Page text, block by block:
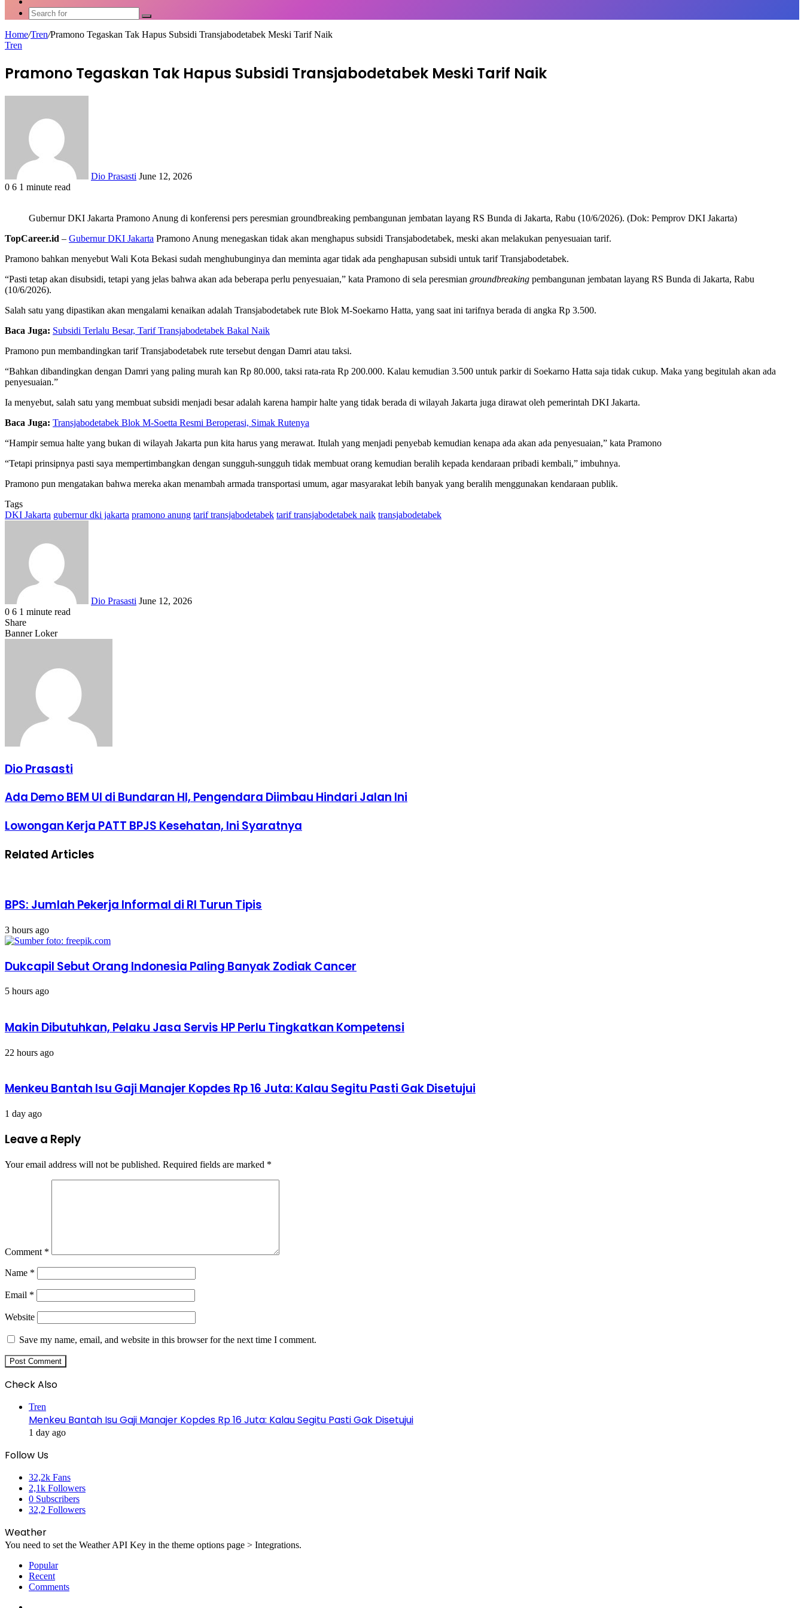
skin
Search
for
Home/Tren/Pramono Tegaskan Tak Hapus Subsidi Transjabodetabek Meski Tarif Naik
Tren
Pramono Tegaskan Tak Hapus Subsidi Transjabodetabek Meski Tarif Naik
Dio Prasasti June 12, 2026
0 6 1 minute read
Gubernur DKI Jakarta Pramono Anung di konferensi pers peresmian groundbreaking pembangunan jembatan layang RS Bunda di Jakarta, Rabu (10/6/2026). (Dok: Pemprov DKI Jakarta)
TopCareer.id – Gubernur DKI Jakarta Pramono Anung menegaskan tidak akan menghapus subsidi Transjabodetabek, meski akan melakukan penyesuaian tarif.
Pramono bahkan menyebut Wali Kota Bekasi sudah menghubunginya dan meminta agar tidak ada penghapusan subsidi untuk tarif Transjabodetabek.
“Pasti tetap akan disubsidi, tetapi yang jelas bahwa akan ada beberapa perlu penyesuaian,” kata Pramono di sela peresmian groundbreaking pembangunan jembatan layang RS Bunda di Jakarta, Rabu
(10/6/2026).
Salah satu yang dipastikan akan mengalami kenaikan adalah Transjabodetabek rute Blok M-Soekarno Hatta, yang saat ini tarifnya berada di angka Rp 3.500.
Baca Juga: Subsidi Terlalu Besar, Tarif Transjabodetabek Bakal Naik
Pramono pun membandingkan tarif Transjabodetabek rute tersebut dengan Damri atau taksi.
“Bahkan dibandingkan dengan Damri yang paling murah kan Rp 80.000, taksi rata-rata Rp 200.000. Kalau kemudian 3.500 untuk parkir di Soekarno Hatta saja tidak cukup. Maka yang begitulah akan ada
penyesuaian.”
Ia menyebut, salah satu yang membuat subsidi menjadi besar adalah karena hampir halte yang tidak berada di wilayah Jakarta juga dirawat oleh pemerintah DKI Jakarta.
Baca Juga: Transjabodetabek Blok M-Soetta Resmi Beroperasi, Simak Rutenya
“Hampir semua halte yang bukan di wilayah Jakarta pun kita harus yang merawat. Itulah yang menjadi penyebab kemudian kenapa ada akan ada penyesuaian,” kata Pramono
“Tetapi prinsipnya pasti saya mempertimbangkan dengan sungguh-sungguh tidak membuat orang kemudian beralih kepada kendaraan pribadi kembali,” imbuhnya.
Pramono pun mengatakan bahwa mereka akan menambah armada transportasi umum, agar masyarakat lebih banyak yang beralih menggunakan kendaraan publik.
Tags
DKI Jakarta gubernur dki jakarta pramono anung tarif transjabodetabek tarif transjabodetabek naik transjabodetabek
Dio Prasasti June 12, 2026
0 6 1 minute read
Facebook
X
LinkedIn
WhatsApp
Share
via
Share
Facebook
X
LinkedIn
WhatsApp
Share
Banner Loker
Dio Prasasti
Ada
Demo
UI
HI,
Jalan
Ini
Ada Demo BEM UI di Bundaran HI, Pengendara Diimbau Hindari Jalan Ini
Lowongan
Kerja
BPJS
Lowongan Kerja PATT BPJS Kesehatan, Ini Syaratnya
Related Articles
BPS: Jumlah Pekerja Informal di RI Turun Tipis
3 hours ago
Dukcapil Sebut Orang Indonesia Paling Banyak Zodiak Cancer
5 hours ago
Makin Dibutuhkan, Pelaku Jasa Servis HP Perlu Tingkatkan Kompetensi
22 hours ago
Menkeu Bantah Isu Gaji Manajer Kopdes Rp 16 Juta: Kalau Segitu Pasti Gak Disetujui
1 day ago
Leave a Reply
Your email address will not be published. Required fields are marked *
Comment *
Name *
Email *
Website
Save my name, email, and website in this browser for the next time I comment.
Check Also
Tren
Menkeu Bantah Isu Gaji Manajer Kopdes Rp 16 Juta: Kalau Segitu Pasti Gak Disetujui
1 day ago
Follow Us
32,2k Fans
2,1k Followers
0 Subscribers
32,2 Followers
Weather
You need to set the Weather API Key in the theme options page > Integrations.
Popular
Recent
Comments